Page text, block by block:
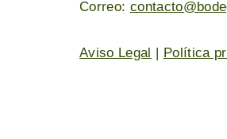
Correo:
Aviso Legal | Política